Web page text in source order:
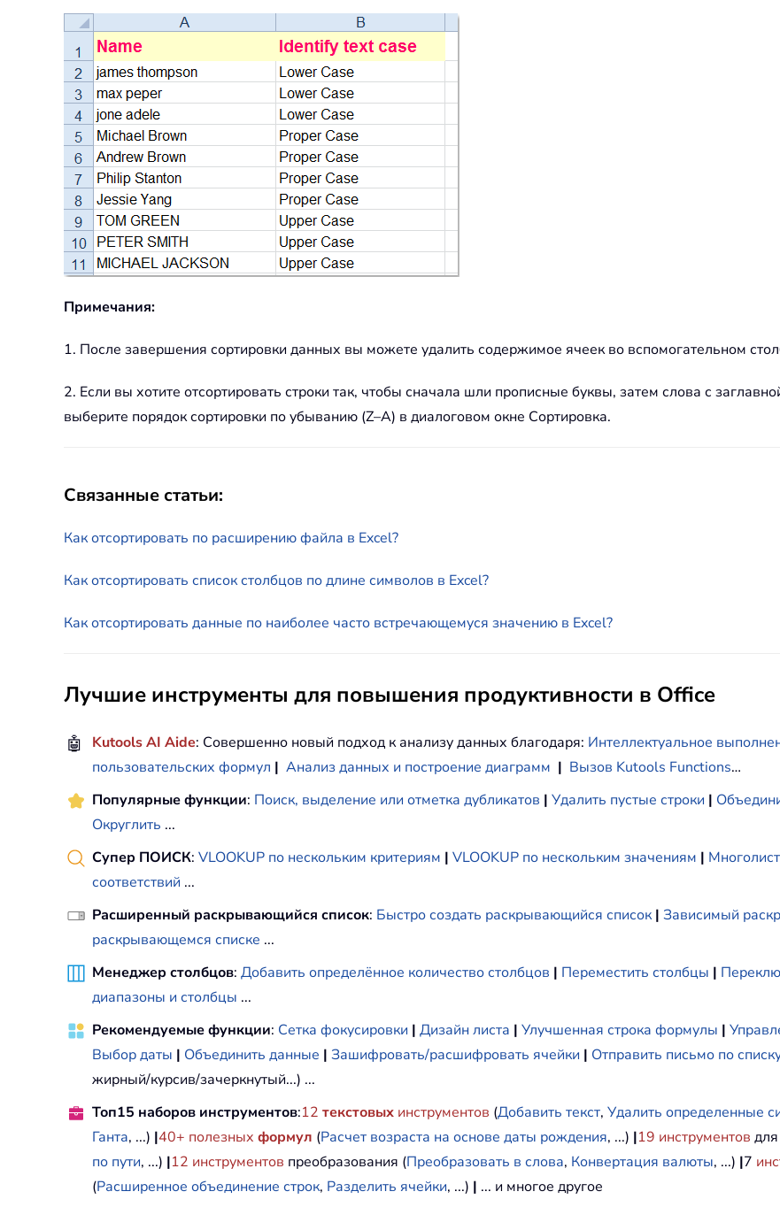
Примечания:
1. После завершения сортировки данных вы можете удалить содержимое ячеек во вспомогательном
2. Если вы хотите отсортировать строки так, чтобы сначала шли прописные буквы, затем слова с
выберите порядок сортировки по убыванию (Z–A) в диалоговом окне Сортировка.
Связанные статьи:
Как отсортировать по расширению файла в Excel?
Как отсортировать список столбцов по длине символов в Excel?
Как отсортировать данные по наиболее часто встречающемуся значению в Excel?
Лучшие инструменты для повышения продуктивности в Office
🤖 Kutools AI Aide: Совершенно новый подход к анализу данных благодаря: Интеллектуальное
пользовательских формул | Анализ данных и построение диаграмм | Вызов Kutools Functions…
Популярные функции: Поиск, выделение или отметка дубликатов | Удалить пустые строки |
Округлить ...
Супер ПОИСК: VLOOKUP по нескольким критериям | VLOOKUP по нескольким значениям |
соответствий ...
Расширенный раскрывающийся список: Быстро создать раскрывающийся список | Зависимый
раскрывающемся списке ...
Менеджер столбцов: Добавить определённое количество столбцов | Переместить столбцы |
диапазоны и столбцы ...
Рекомендуемые функции: Сетка фокусировки | Дизайн листа | Улучшенная строка формулы |
Выбор даты | Объединить данные | Зашифровать/расшифровать ячейки | Отправить письмо по
жирный/курсив/зачеркнутый...) ...
Топ15 наборов инструментов:12 текстовых инструментов (Добавить текст, Удалить определенные
Ганта, ...) |40+ полезных формул (Расчет возраста на основе даты рождения, ...) |19 инструментов
по пути, ...) |12 инструментов преобразования (Преобразовать в слова, Конвертация валюты, ...) |7
(Расширенное объединение строк, Разделить ячейки, ...) | ... и многое другое